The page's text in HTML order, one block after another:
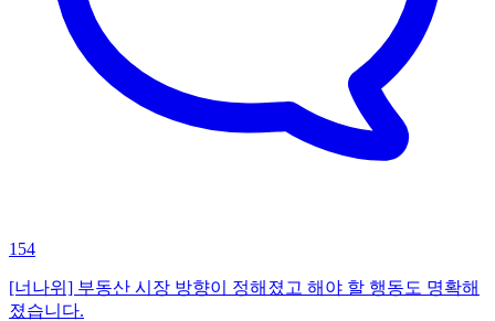
154
[너나위] 부동산 시장 방향이 정해졌고 해야 할 행동도 명확해
졌습니다.